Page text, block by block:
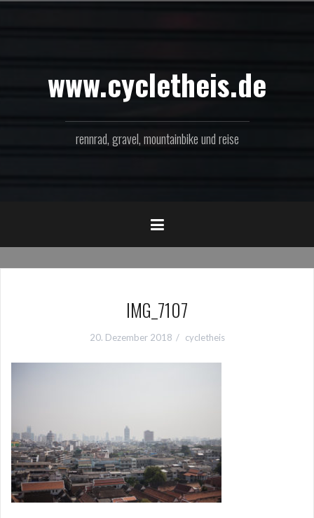
www.cycletheis.de
rennrad, gravel, mountainbike und reise
IMG_7107
20. Dezember 2018 cycletheis